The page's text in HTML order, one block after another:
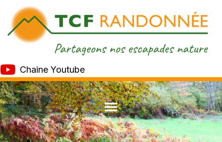
Chaine Youtube